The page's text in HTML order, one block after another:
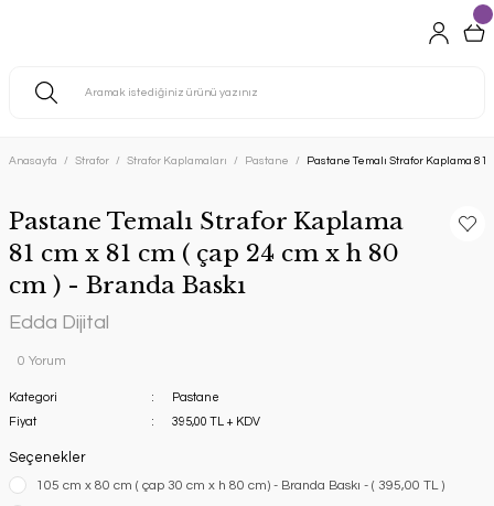
Anasayfa Strafor Strafor Kaplamaları Pastane Pastane Temalı Strafor Kaplama 81
Pastane Temalı Strafor Kaplama
81 cm x 81 cm ( çap 24 cm x h 80
cm ) - Branda Baskı
Edda Dijital
0 Yorum
Kategori
Pastane
Fiyat
395,00 TL + KDV
Seçenekler
105 cm x 80 cm ( çap 30 cm x h 80 cm) - Branda Baskı - ( 395,00 TL )